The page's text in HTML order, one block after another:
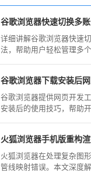
详细讲解谷歌浏览器快速
法，帮助用户轻松管理多
谷歌浏览器下载安装后
谷歌浏览器提供网页开发
安装后的使用技巧，帮助
火狐浏览器在处理复杂图
管线映射错误。本文深度